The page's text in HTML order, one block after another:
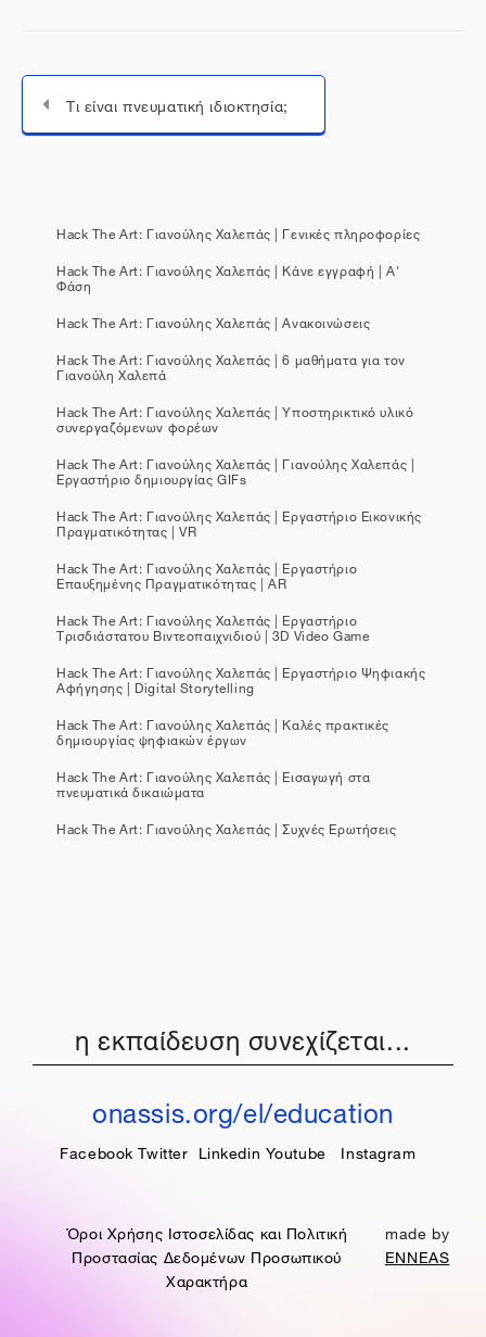
Τι είναι πνευματική ιδιοκτησία;
Μεταπήδηση σε...
Hack The Art: Γιανούλης Χαλεπάς | Γενικές πληροφορίες
Hack The Art: Γιανούλης Χαλεπάς | Κάνε εγγραφή | Α'
Φάση
Hack The Art: Γιανούλης Χαλεπάς | Ανακοινώσεις
Hack The Art: Γιανούλης Χαλεπάς | 6 μαθήματα για τον
Γιανούλη Χαλεπά
Hack The Art: Γιανούλης Χαλεπάς | Υποστηρικτικό υλικό
συνεργαζόμενων φορέων
Hack The Art: Γιανούλης Χαλεπάς | Γιανούλης Χαλεπάς |
Εργαστήριο δημιουργίας GIFs
Hack The Art: Γιανούλης Χαλεπάς | Εργαστήριο Εικονικής
Πραγματικότητας | VR
Hack The Art: Γιανούλης Χαλεπάς | Εργαστήριο
Επαυξημένης Πραγματικότητας | AR
Hack The Art: Γιανούλης Χαλεπάς | Εργαστήριο
Τρισδιάστατου Βιντεοπαιχνιδιού | 3D Video Game
Hack The Art: Γιανούλης Χαλεπάς | Εργαστήριο Ψηφιακής
Αφήγησης | Digital Storytelling
Hack The Art: Γιανούλης Χαλεπάς | Καλές πρακτικές
δημιουργίας ψηφιακών έργων
Hack The Art: Γιανούλης Χαλεπάς | Εισαγωγή στα
πνευματικά δικαιώματα
Hack The Art: Γιανούλης Χαλεπάς | Συχνές Ερωτήσεις
η εκπαίδευση συνεχίζεται...
onassis.org/el/education
Facebook Twitter Linkedin Youtube Instagram
Όροι Χρήσης Ιστοσελίδας και Πολιτική
Προστασίας Δεδομένων Προσωπικού
Χαρακτήρα
made by
ENNEAS